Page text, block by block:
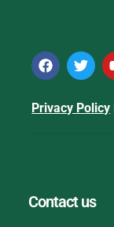
Privacy Policy
Contact us